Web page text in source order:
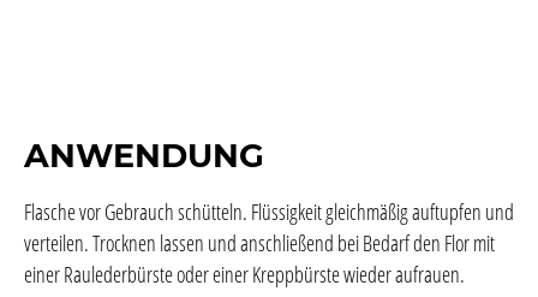
ANWENDUNG
Flasche vor Gebrauch schütteln. Flüssigkeit gleichmäßig auftupfen und
verteilen. Trocknen lassen und anschließend bei Bedarf den Flor mit
einer Raulederbürste oder einer Kreppbürste wieder aufrauen.